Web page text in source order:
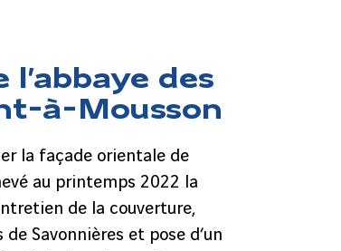
des
à-Mousson
la façade orientale de
au printemps 2022 la
de la couverture,
Savonnières et pose d’un